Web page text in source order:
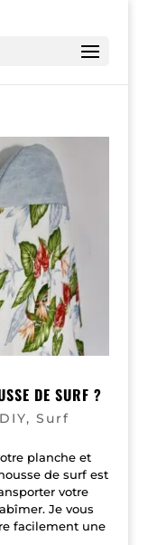
DE SURF ?
DIY, Surf
planche et
de surf est
votre
Je vous
facilement une